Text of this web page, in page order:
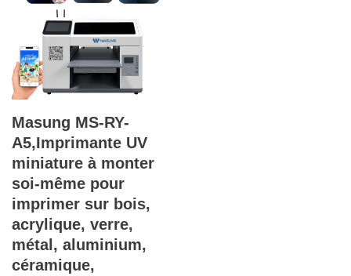
Masung MS-RY-
A5,Imprimante UV
miniature à monter
soi-même pour
imprimer sur bois,
acrylique, verre,
métal, aluminium,
céramique,